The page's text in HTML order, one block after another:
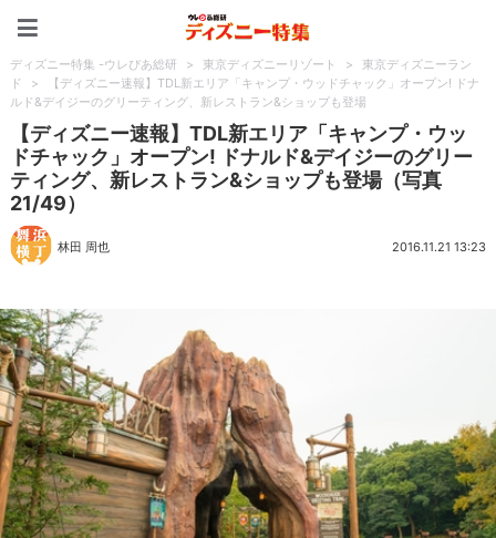
ディズニー特集 -ウレぴあ総研 > 東京ディズニーリゾート >
東京ディズニーラン
ド
>
【ディズニー速報】TDL新エリア「キャンプ・ウッドチャック」オープン! ドナ
ルド&デイジーのグリーティング、新レストラン&ショップも登場
【ディズニー速報】TDL新エリア「キャンプ・ウッ
ドチャック」オープン! ドナルド&デイジーのグリー
ティング、新レストラン&ショップも登場（写真
21/49）
林田 周也 2016.11.21 13:23